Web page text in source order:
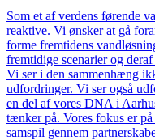
Som et af verdens førende
reaktive. Vi ønsker at gå
forme fremtidens
fremtidige scenarier og
Vi ser i den sammenhæng
udfordringer. Vi ser også
en del af vores DNA i
tænker på. Vores fokus er
samspil gennem